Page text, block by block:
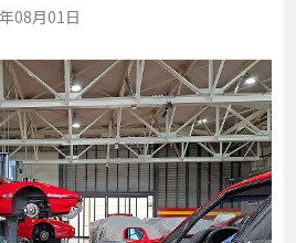
08月01日